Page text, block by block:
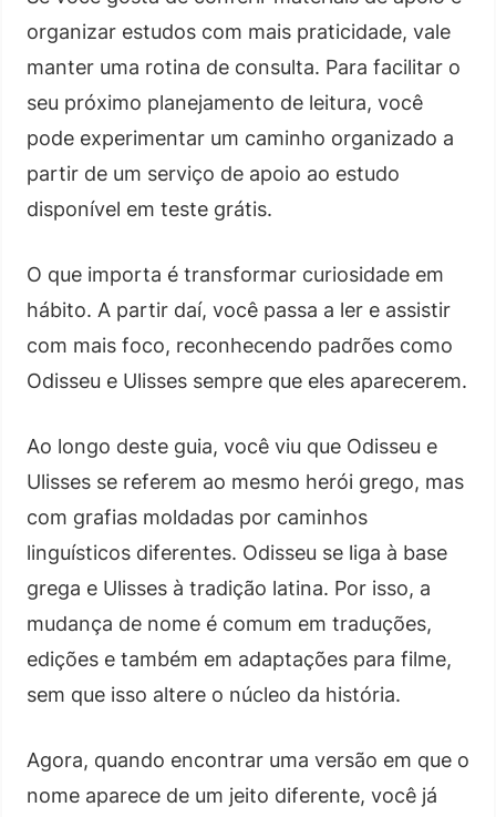
organizar estudos com mais praticidade, vale
manter uma rotina de consulta. Para facilitar o
seu próximo planejamento de leitura, você
pode experimentar um caminho organizado a
partir de um serviço de apoio ao estudo
disponível em teste grátis.
O que importa é transformar curiosidade em
hábito. A partir daí, você passa a ler e assistir
com mais foco, reconhecendo padrões como
Odisseu e Ulisses sempre que eles aparecerem.
Ao longo deste guia, você viu que Odisseu e
Ulisses se referem ao mesmo herói grego, mas
com grafias moldadas por caminhos
linguísticos diferentes. Odisseu se liga à base
grega e Ulisses à tradição latina. Por isso, a
mudança de nome é comum em traduções,
edições e também em adaptações para filme,
sem que isso altere o núcleo da história.
Agora, quando encontrar uma versão em que o
nome aparece de um jeito diferente, você já